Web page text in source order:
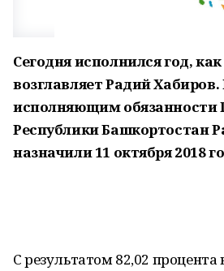
Сегодня исполнился год,
возглавляет Радий
исполняющим обязанности
Республики Башкортостан
назначили 11 октября 2018
С результатом 82,02 процента